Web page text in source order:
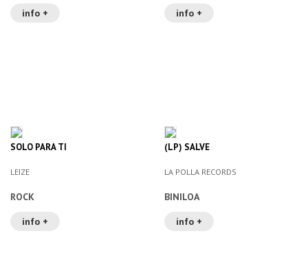
info +
info +
SOLO PARA TI
LEIZE
ROCK
info +
(LP) SALVE
LA POLLA RECORDS
BINILOA
info +